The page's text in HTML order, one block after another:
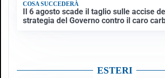
COSA SUCCEDERÀ
Il 6 agosto scade il taglio sulle accise
strategia del Governo contro il caro
ESTERI